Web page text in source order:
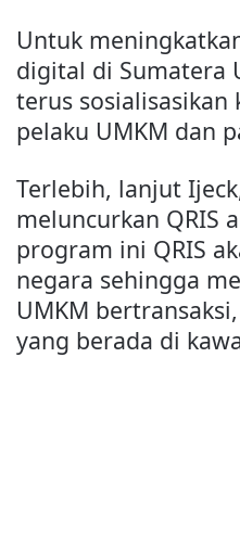
Untuk
digital di Sumatera
terus sosialisasikan
pelaku UMKM dan
Terlebih, lanjut
meluncurkan QRIS
program ini QRIS
negara sehingga
UMKM
yang berada di